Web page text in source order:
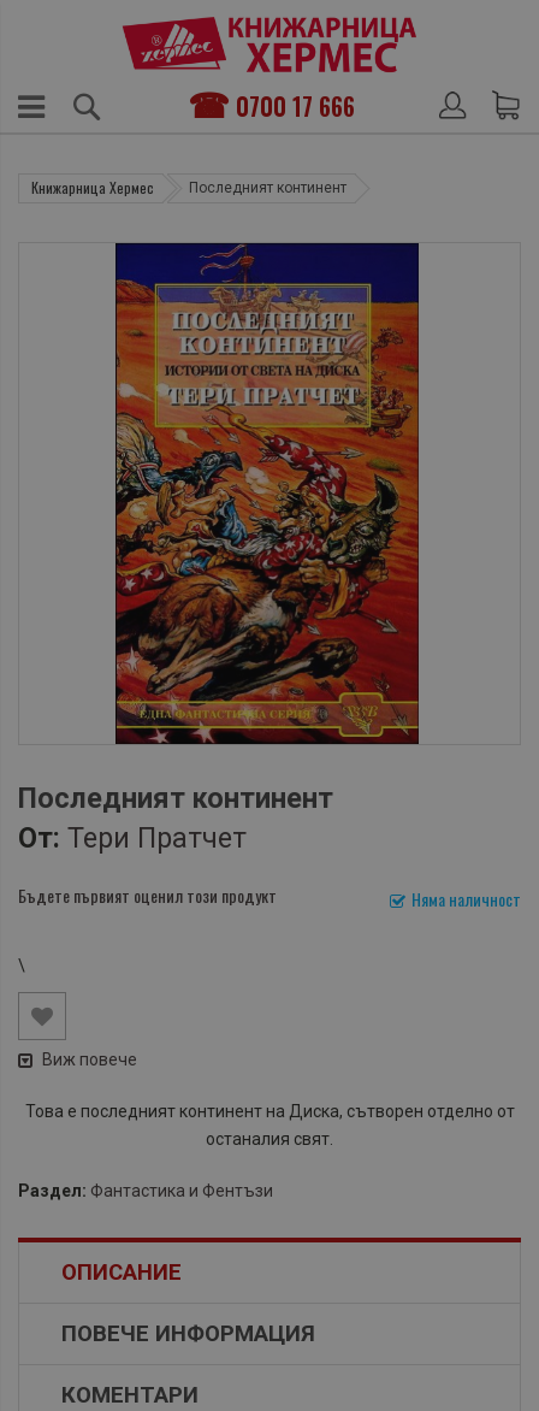
0700 17 666
Книжарница Хермес Последният континент
Последният континент
От: Тери Пратчет
Няма наличност
Бъдете първият оценил този продукт
\
Виж повече
Това е последният континент на Диска, сътворен отделно от
останалия свят.
Раздел: Фантастика и Фентъзи
ОПИСАНИЕ
ПОВЕЧЕ ИНФОРМАЦИЯ
КОМЕНТАРИ